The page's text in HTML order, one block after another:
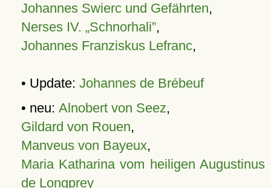
Johannes Swierc und Gefährten,
Nerses IV. „Schnorhali”,
Johannes Franziskus Lefranc,
• Update: Johannes de Brébeuf
• neu: Alnobert von Seez,
Gildard von Rouen,
Manveus von Bayeux,
Maria Katharina vom heiligen Augustinus
de Longprey